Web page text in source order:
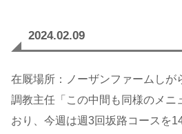
2024.02.09
在厩場所：ノーザンファームしが
調教主任「この中間も同様のメニ
おり、今週は週3回坂路コースを